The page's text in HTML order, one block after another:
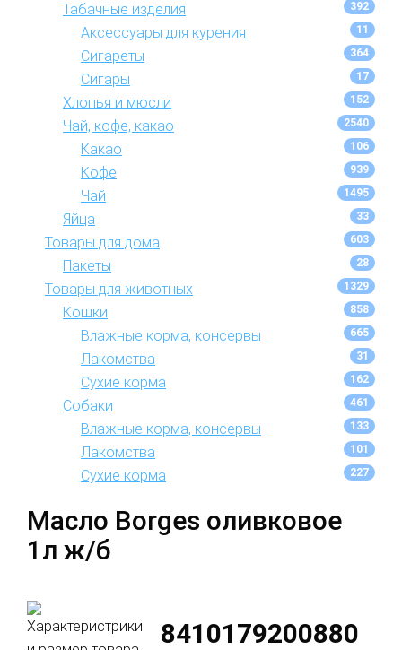
Табачные изделия 392
Аксессуары для курения 11
Сигареты 364
Сигары 17
Хлопья и мюсли 152
Чай, кофе, какао 2540
Какао 106
Кофе 939
Чай 1495
Яйца 33
Товары для дома 603
Пакеты 28
Товары для животных 1329
Кошки 858
Влажные корма, консервы 665
Лакомства 31
Сухие корма 162
Собаки 461
Влажные корма, консервы 133
Лакомства 101
Сухие корма 227
Масло Borges оливковое
1л ж/б
8410179200880